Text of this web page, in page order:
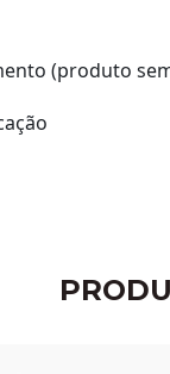
(produto